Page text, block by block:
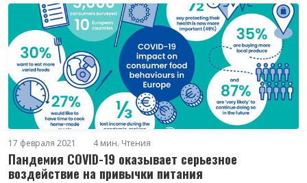
17 февраля 2021 4 мин. Чтения
Пандемия COVID-19 оказывает серьезное
воздействие на привычки питания